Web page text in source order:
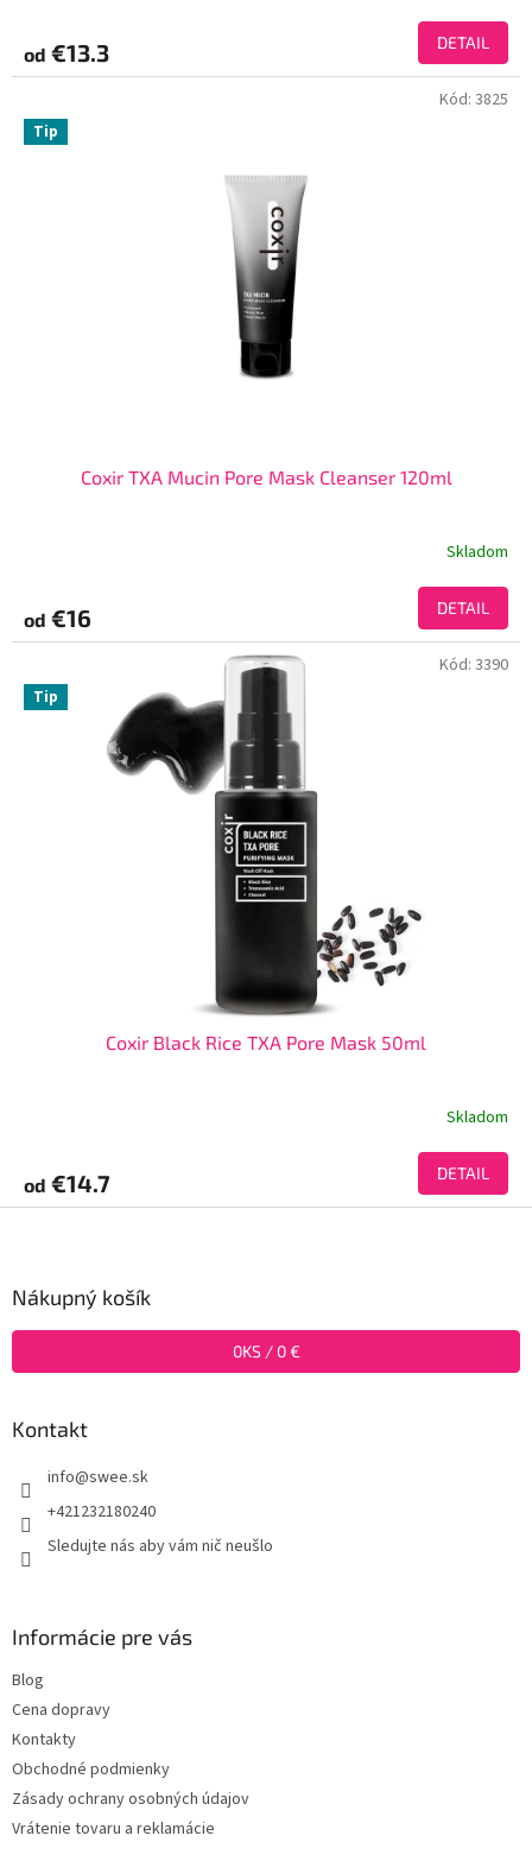
od €13.3 DETAIL
Tip
Coxir TXA Mucin Pore Mask Cleanser 120ml
Skladom
od €16 DETAIL
Kód: 3825
Tip
Coxir Black Rice TXA Pore Mask 50ml
Skladom
od €14.7 DETAIL
Kód: 3390
Nákupný košík
0KS / 0 €
Kontakt
info@swee.sk
+421232180240
Sledujte nás aby vám nič neušlo
Informácie pre vás
Blog
Cena dopravy
Kontakty
Obchodné podmienky
Zásady ochrany osobných údajov
Vrátenie tovaru a reklamácie